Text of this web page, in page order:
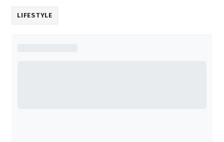
LIFESTYLE